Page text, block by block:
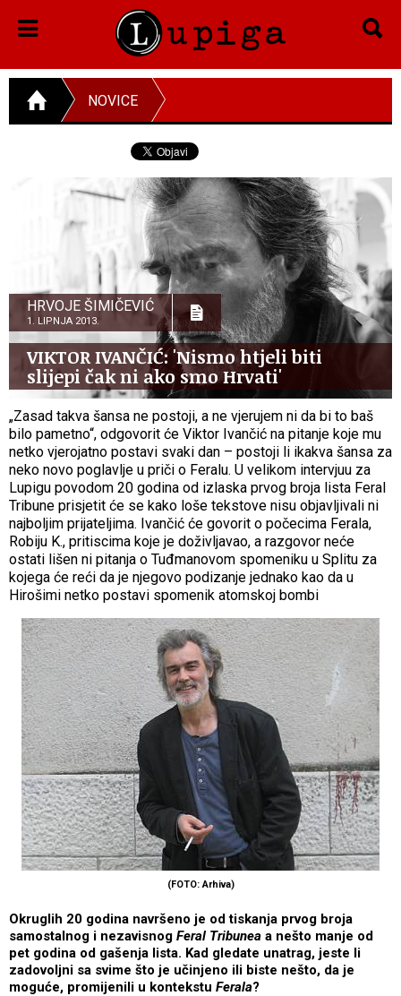
NOVICE
HRVOJE ŠIMIČEVIĆ
1. LIPNJA 2013.
VIKTOR IVANČIĆ: 'Nismo htjeli biti
slijepi čak ni ako smo Hrvati'
„Zasad takva šansa ne postoji, a ne vjerujem ni da bi to baš
bilo pametno“, odgovorit će Viktor Ivančić na pitanje koje mu
netko vjerojatno postavi svaki dan – postoji li ikakva šansa za
neko novo poglavlje u priči o Feralu. U velikom intervjuu za
Lupigu povodom 20 godina od izlaska prvog broja lista Feral
Tribune prisjetit će se kako loše tekstove nisu objavljivali ni
najboljim prijateljima. Ivančić će govorit o počecima Ferala,
Robiju K., pritiscima koje je doživljavao, a razgovor neće
ostati lišen ni pitanja o Tuđmanovom spomeniku u Splitu za
kojega će reći da je njegovo podizanje jednako kao da u
Hirošimi netko postavi spomenik atomskoj bombi
(FOTO: Arhiva)
Okruglih 20 godina navršeno je od tiskanja prvog broja
samostalnog i nezavisnog Feral Tribunea a nešto manje od
pet godina od gašenja lista. Kad gledate unatrag, jeste li
zadovoljni sa svime što je učinjeno ili biste nešto, da je
moguće, promijenili u kontekstu Ferala?